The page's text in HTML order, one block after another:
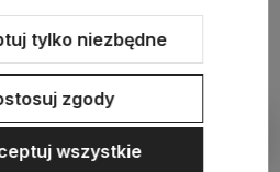
Szablon Shoper Modern 3.0™
tylko niezbędne
zgody
wszystkie